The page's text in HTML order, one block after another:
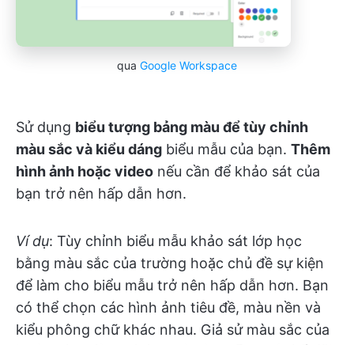
qua Google Workspace
Sử dụng biểu tượng bảng màu để tùy chỉnh
màu sắc và kiểu dáng biểu mẫu của bạn. Thêm
hình ảnh hoặc video nếu cần để khảo sát của
bạn trở nên hấp dẫn hơn.
Ví dụ: Tùy chỉnh biểu mẫu khảo sát lớp học
bằng màu sắc của trường hoặc chủ đề sự kiện
để làm cho biểu mẫu trở nên hấp dẫn hơn. Bạn
có thể chọn các hình ảnh tiêu đề, màu nền và
kiểu phông chữ khác nhau. Giả sử màu sắc của